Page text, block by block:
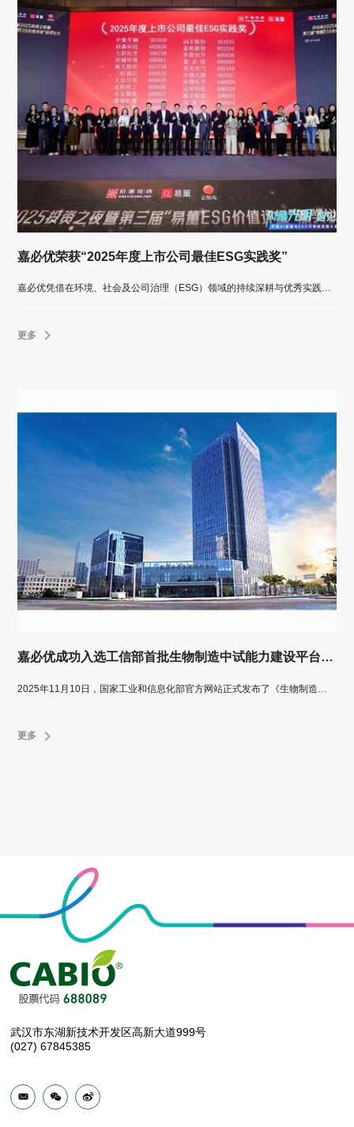
嘉必优荣获“2025年度上市公司最佳ESG实践奖”
嘉必优凭借在环境、社会及公司治理（ESG）领域的持续深耕与优秀实践，荣膺价值在线颁发的“2025年度上市公司最佳ESG实践奖”。
更多
嘉必优成功入选工信部首批生物制造中试能力建设平台公示名单
更多
武汉市东湖新技术开发区高新大道999号
(027) 67845385